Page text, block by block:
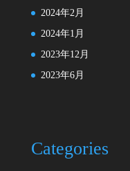
2024年2月
2024年1月
2023年12月
2023年6月
Categories